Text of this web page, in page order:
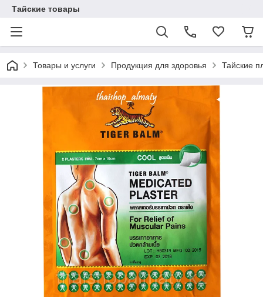
Тайские товары
Товары и услуги Продукция для здоровья Тайские